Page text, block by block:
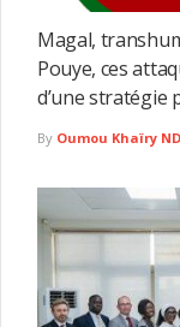
Magal,
Pouye, ces
d’une stratégie
By Oumou Khaïry